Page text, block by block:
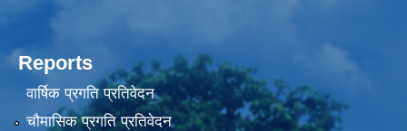
Reports
वार्षिक प्रगति प्रतिवेदन
चौमासिक प्रगति प्रतिवेदन